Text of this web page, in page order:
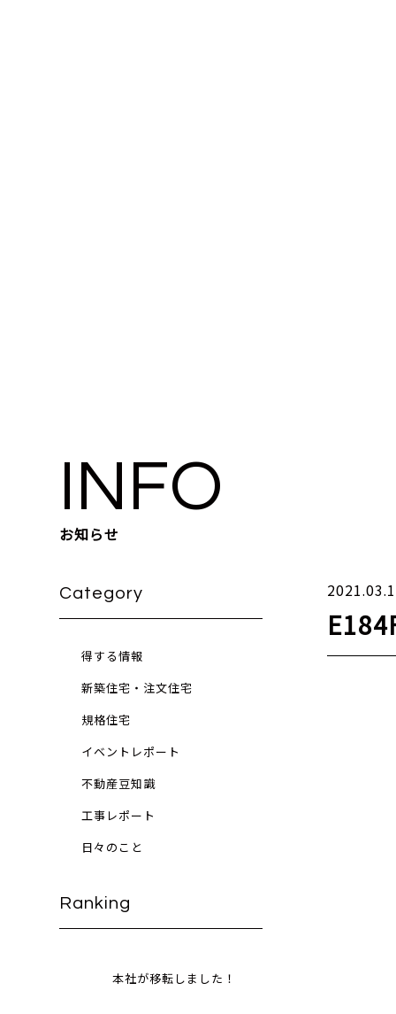
INFO
お知らせ
Category
得する情報
新築住宅・注文住宅
規格住宅
イベントレポート
不動産豆知識
工事レポート
日々のこと
Ranking
本社が移転しました！